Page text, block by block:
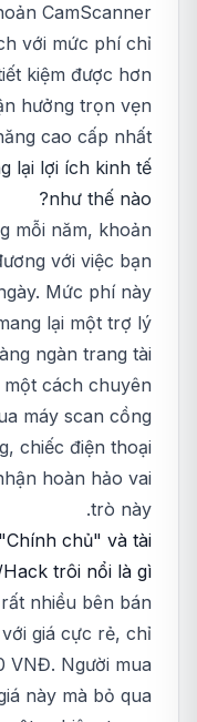
CamScanner
với mức phí chỉ
kiệm được hơn
hưởng trọn vẹn
cao cấp nhất.
lại lợi ích kinh tế
như thế nào?
mỗi năm, khoản
với việc bạn
Mức phí này
lại một trợ lý
ngàn trang tài
cách chuyên
máy scan cồng
chiếc điện thoại
hoàn hảo vai
trò này.
chủ" và tài
trôi nổi là gì?
nhiều bên bán
giá cực rẻ, chỉ
VNĐ. Người mua
này mà bỏ qua